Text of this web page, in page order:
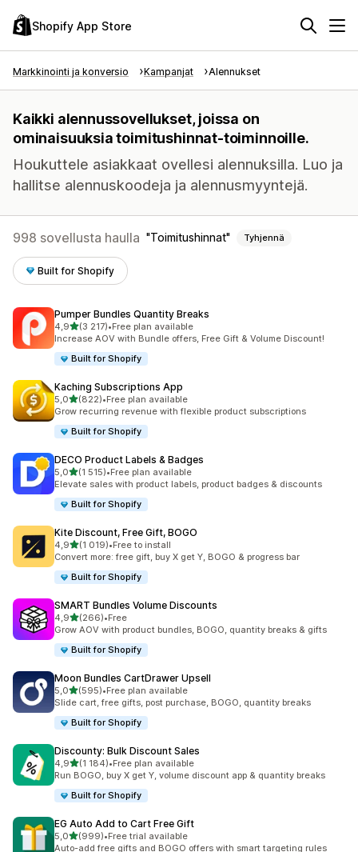
Shopify App Store
Markkinointi ja konversio Kampanjat Alennukset
Kaikki alennussovellukset, joissa on
ominaisuuksia toimitushinnat-toiminnoille.
Houkuttele asiakkaat ovellesi alennuksilla. Luo ja
hallitse alennuskoodeja ja alennusmyyntejä.
998 sovellusta haulla Toimitushinnat Tyhjennä
Built for Shopify
Pumper Bundles Quantity Breaks
4,9/ 5 tähteä
(3 217)
3217 arvostelua yhteensä
•Free plan available
Increase AOV with Bundle offers, Free Gift & Volume Discount!
Built for Shopify
Kaching Subscriptions App
5,0/ 5 tähteä
(822)
822 arvostelua yhteensä
•Free plan available
Grow recurring revenue with flexible product subscriptions
Built for Shopify
DECO Product Labels & Badges
5,0/ 5 tähteä
(1 515)
1515 arvostelua yhteensä
•Free plan available
Elevate sales with product labels, product badges & discounts
Built for Shopify
Kite Discount, Free Gift, BOGO
4,9/ 5 tähteä
(1 019)
1019 arvostelua yhteensä
•Free to install
Convert more: free gift, buy X get Y, BOGO & progress bar
Built for Shopify
SMART Bundles Volume Discounts
4,9/ 5 tähteä
(266)
266 arvostelua yhteensä
•Free
Grow AOV with product bundles, BOGO, quantity breaks & gifts
Built for Shopify
Moon Bundles CartDrawer Upsell
5,0/ 5 tähteä
(595)
595 arvostelua yhteensä
•Free plan available
Slide cart, free gifts, post purchase, BOGO, quantity breaks
Built for Shopify
Discounty: Bulk Discount Sales
4,9/ 5 tähteä
(1 184)
1184 arvostelua yhteensä
•Free plan available
Run BOGO, buy X get Y, volume discount app & quantity breaks
Built for Shopify
EG Auto Add to Cart Free Gift
5,0/ 5 tähteä
(999)
999 arvostelua yhteensä
•Free trial available
Auto-add free gifts and BOGO offers with smart targeting rules